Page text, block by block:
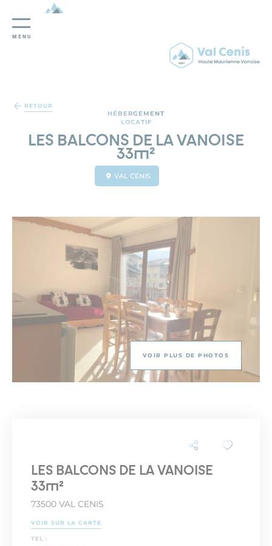
MENU
RETOUR
HÉBERGEMENT
LOCATIF
LES BALCONS DE LA VANOISE
33m²
VAL CENIS
VOIR PLUS DE PHOTOS
LES BALCONS DE LA VANOISE
33m²
73500 VAL CENIS
VOIR SUR LA CARTE
TEL :